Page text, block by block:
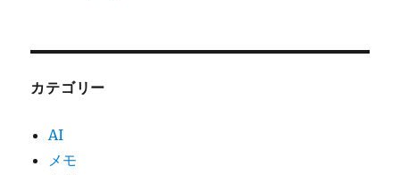
カテゴリー
AI
メモ